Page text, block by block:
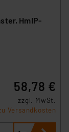
HmIP-
58,78 €
zzgl. MwSt.
Versandkosten